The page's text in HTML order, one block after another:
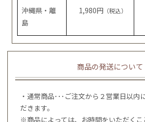
沖縄県・離
島
1,980円 （税込）
商品の発送について
・通常商品･･･ご注文から２営業日以内
だきます。
※商品によっては、お時間をいただくこ